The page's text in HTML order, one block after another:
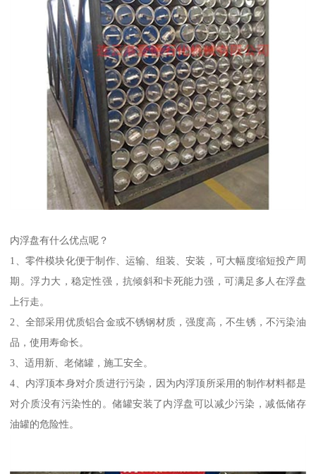
内浮盘有什么优点呢？
1、零件模块化便于制作、运输、组装、安装，可大幅度缩短投产周
期。浮力大，稳定性强，抗倾斜和卡死能力强，可满足多人在浮盘
上行走。
2、全部采用优质铝合金或不锈钢材质，强度高，不生锈，不污染油
品，使用寿命长。
3、适用新、老储罐，施工安全。
4、内浮顶本身对介质进行污染，因为内浮顶所采用的制作材料都是
对介质没有污染性的。储罐安装了内浮盘可以减少污染，减低储存
油罐的危险性。